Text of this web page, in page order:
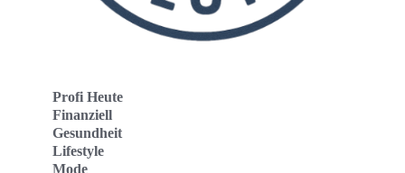
Profi Heute
Finanziell
Gesundheit
Lifestyle
Mode